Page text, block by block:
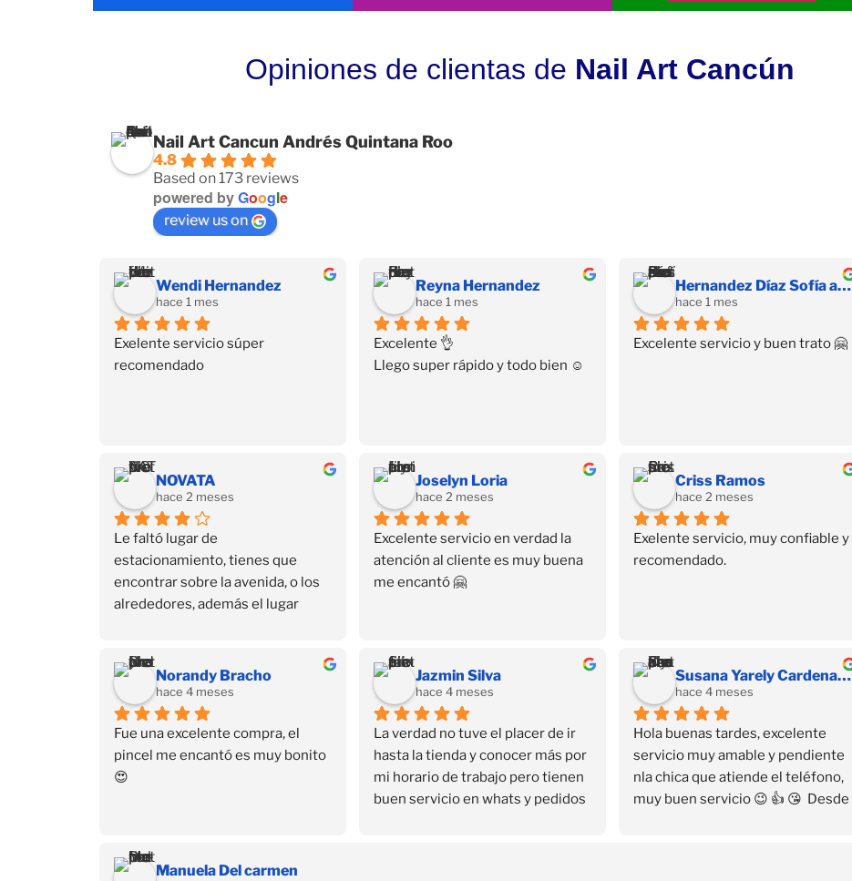
Opiniones de clientas de Nail Art Cancún
Nail Art Cancun Andrés Quintana Roo
4.8
Based on 173 reviews
powered byGoogle
review us on
Wendi Hernandez
hace 1 mes
Exelente servicio súper
recomendado
Reyna Hernandez
hace 1 mes
Excelente 👌
Llego super rápido y todo bien ☺️
Hernandez Díaz Sofía alessandra
hace 1 mes
Excelente servicio y buen trato 🤗
NOVATA
hace 2 meses
Le faltó lugar de
estacionamiento, tienes que
encontrar sobre la avenida, o los
alrededores, además el lugar
lado, tienen de todo en productos
para uñas y sus cursos también
son buenos.
Joselyn Loria
hace 2 meses
Excelente servicio en verdad la
atención al cliente es muy buena
me encantó 🤗
Criss Ramos
hace 2 meses
Exelente servicio, muy confiable y
recomendado.
Norandy Bracho
hace 4 meses
Fue una excelente compra, el
pincel me encantó es muy bonito
😍
Jazmin Silva
hace 4 meses
La verdad no tuve el placer de ir
hasta la tienda y conocer más por
mi horario de trabajo pero tienen
buen servicio en whats y pedidos
Susana Yarely Cardenas Sanchez
hace 4 meses
Hola buenas tardes, excelente
servicio muy amable y pendiente
nla chica que atiende el teléfono,
muy buen servicio 😉 👍 😘  Desde
Manuela Del carmen